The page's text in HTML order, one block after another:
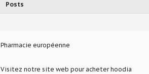
Posts
Pharmacie européenne
Visitez notre site web pour acheter hoodia